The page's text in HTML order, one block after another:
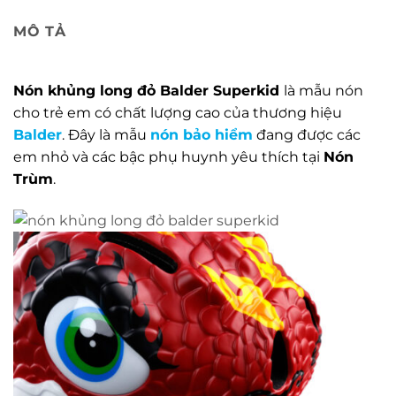
MÔ TẢ
Nón khủng long đỏ Balder Superkid là mẫu nón
cho trẻ em có chất lượng cao của thương hiệu
Balder. Đây là mẫu nón bảo hiểm đang được các
em nhỏ và các bậc phụ huynh yêu thích tại Nón
Trùm.